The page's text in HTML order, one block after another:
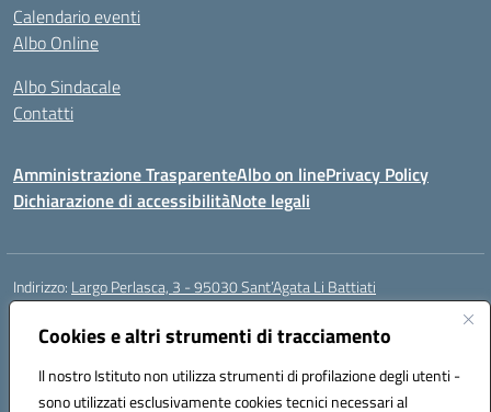
Cookies e altri strumenti di tracciamento
Il nostro Istituto non utilizza strumenti di profilazione degli utenti -
sono utilizzati esclusivamente cookies tecnici necessari al
Calendario eventi
Albo Online
Albo Sindacale
Contatti
Amministrazione TrasparenteAlbo on linePrivacy Policy
Dichiarazione di accessibilitàNote legali
Indirizzo: Largo Perlasca, 3 - 95030 Sant’Agata Li Battiati
Centralino:
ctic8bl002@istruzione.it
Posta elettronica certificata (PEC):ctic8bl002@pec.istruzione.it
Codice fiscale: 93253680875
Codice meccanografico:CTIC8BL002